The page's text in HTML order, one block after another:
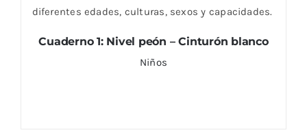
diferentes edades, culturas, sexos y capacidades.
Cuaderno 1: Nivel peón – Cinturón blanco
Niños